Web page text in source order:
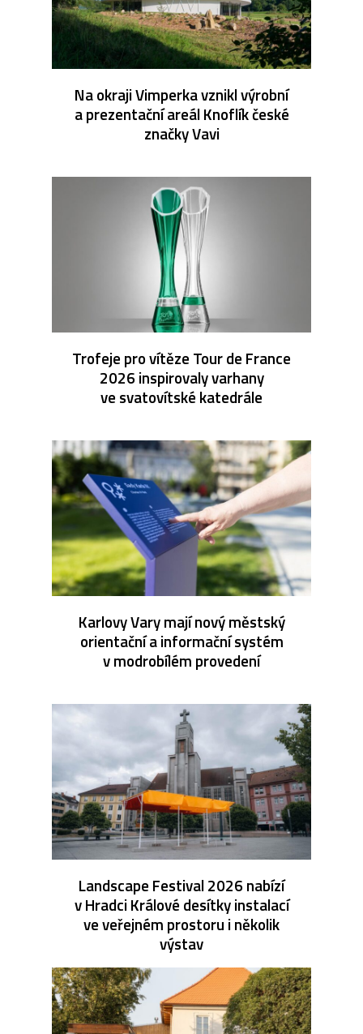
Na okraji Vimperka vznikl výrobní
a prezentační areál Knoflík české
značky Vavi
Trofeje pro vítěze Tour de France
2026 inspirovaly varhany
ve svatovítské katedrále
Karlovy Vary mají nový městský
orientační a informační systém
v modrobílém provedení
Landscape Festival 2026 nabízí
v Hradci Králové desítky instalací
ve veřejném prostoru i několik
výstav